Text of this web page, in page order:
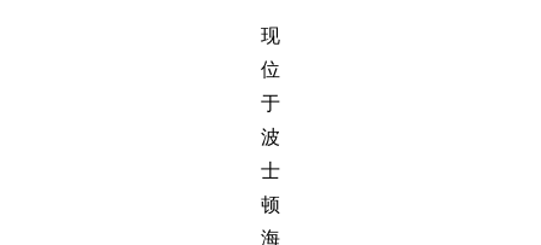
现
位
于
波
士
顿
海